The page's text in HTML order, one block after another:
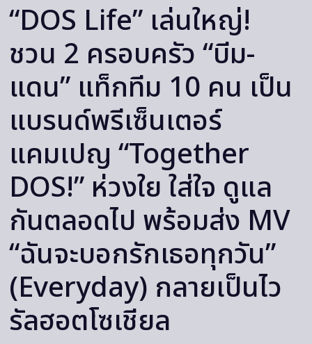
“DOS Life” เล่นใหญ่!
ชวน 2 ครอบครัว “บีม-
แดน” แท็กทีม 10 คน เป็น
แบรนด์พรีเซ็นเตอร์
แคมเปญ “Together
DOS!” ห่วงใย ใส่ใจ ดูแล
กันตลอดไป พร้อมส่ง MV
“ฉันจะบอกรักเธอทุกวัน”
(Everyday) กลายเป็นไว
รัลฮอตโซเชียล